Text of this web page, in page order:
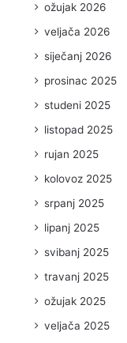
ožujak 2026
veljača 2026
siječanj 2026
prosinac 2025
studeni 2025
listopad 2025
rujan 2025
kolovoz 2025
srpanj 2025
lipanj 2025
svibanj 2025
travanj 2025
ožujak 2025
veljača 2025